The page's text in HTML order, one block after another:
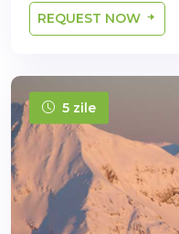
REQUEST NOW
5 zile